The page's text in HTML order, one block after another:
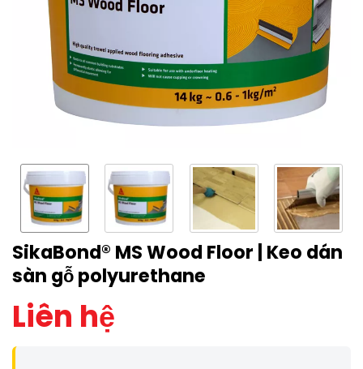
SikaBond® MS Wood Floor | Keo dán
sàn gỗ polyurethane
Liên hệ